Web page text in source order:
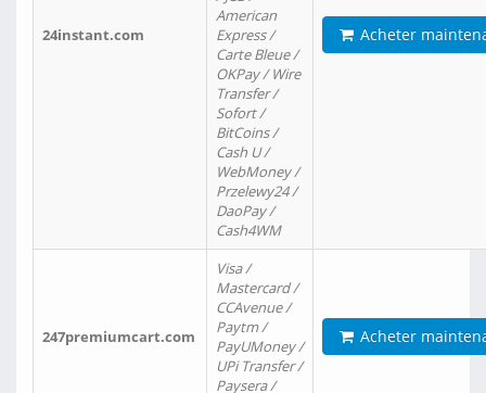
24instant.com
American
Express /
Carte Bleue /
OKPay / Wire
Transfer /
Sofort /
BitCoins /
Cash U /
WebMoney /
Przelewy24 /
DaoPay /
Cash4WM
Acheter
247premiumcart.com
Visa /
Mastercard /
CCAvenue /
Paytm /
PayUMoney /
UPi Transfer /
Paysera /
Acheter